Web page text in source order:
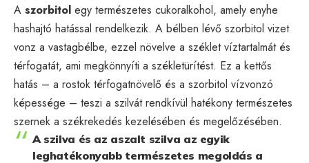
A szorbitol egy természetes cukoralkohol, amely enyhe
hashajtó hatással rendelkezik. A bélben lévő szorbitol vizet
vonz a vastagbélbe, ezzel növelve a széklet víztartalmát és
térfogatát, ami megkönnyíti a székletürítést. Ez a kettős
hatás – a rostok térfogatnövelő és a szorbitol vízvonzó
képessége – teszi a szilvát rendkívül hatékony természetes
szernek a székrekedés kezelésében és megelőzésében.
A szilva és az aszalt szilva az egyik
leghatékonyabb természetes megoldás a